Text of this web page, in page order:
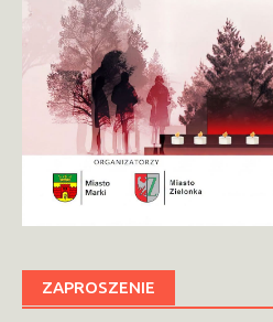
ZAPROSZENIE